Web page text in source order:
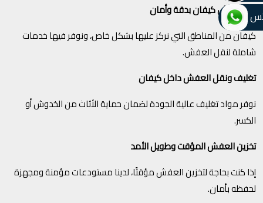
نقل عفش كيفان بدقة وأمان
كيفان من المناطق التي نركز عليها بشكل خاص، ونوفر فيها خدمات
شاملة لنقل العفش.
تغليف ونقل العفش داخل كيفان
نوفر مواد تغليف عالية الجودة لضمان حماية الأثاث من الخدوش أو
الكسر.
تخزين العفش المؤقت وطويل الأمد
إذا كنت بحاجة لتخزين العفش مؤقتًا، لدينا مستودعات مؤمنة ومجهزة
لحفظه بأمان.